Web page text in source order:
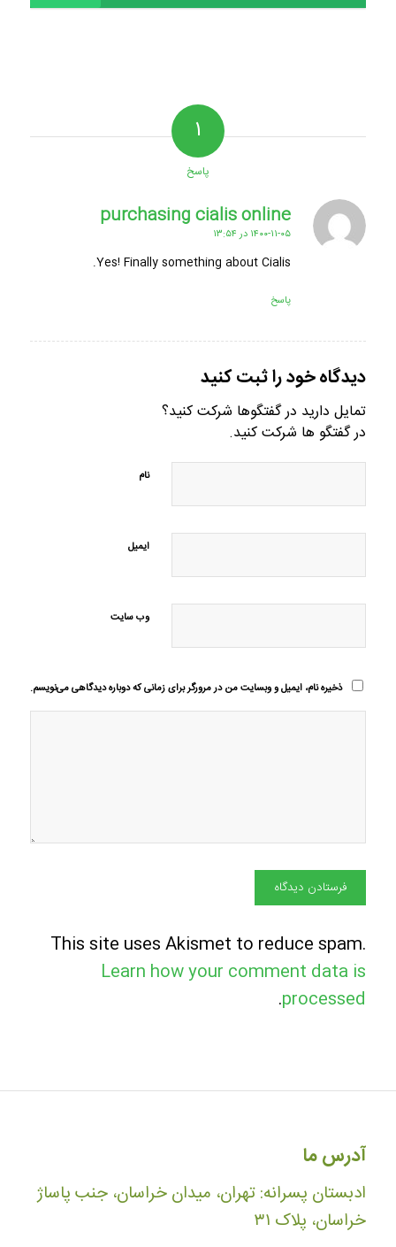
۱
پاسخ
purchasing cialis online
گفته:
۱۴۰۰-۱۱-۰۵ در ۱۳:۵۴
Yes! Finally something about Cialis.
پاسخ
دیدگاه خود را ثبت کنید
تمایل دارید در گفتگوها شرکت کنید؟
در گفتگو ها شرکت کنید.
نام
ایمیل
وب‌ سایت
ذخیره نام، ایمیل و وبسایت من در مرورگر برای زمانی که دوباره دیدگاهی می‌نویسم.
This site uses Akismet to reduce spam.
Learn how your comment data is
processed
.
آدرس ما
ادبستان پسرانه: تهران، میدان خراسان، جنب پاساژ
خراسان، پلاک ۳۱